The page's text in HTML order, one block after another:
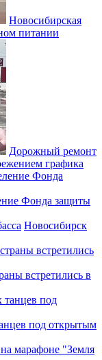
Новосибирская
питании
Дорожный ремонт
графика
Фонда защиты
Новосибирск
встретились в
под открытым